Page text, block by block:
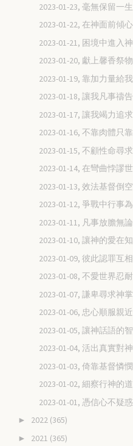
2023-01-23, 毫無保留一
2023-01-22, 在神面前傾
2023-01-21, 困境中進入
2023-01-20, 獻上馨香祭
2023-01-19, 靠加力量給
2023-01-18, 讓我凡事禱
2023-01-17, 讓我竭力追
2023-01-16, 不靠肉體只
2023-01-15, 不顧性命尋
2023-01-14, 在彎曲悖謬
2023-01-13, 效法基督倒
2023-01-12, 爭戰中行事
2023-01-11, 凡事放膽無
2023-01-10, 讓神的愛在
2023-01-09, 彼此認罪互
2023-01-08, 不愛世界忍
2023-01-07, 謙卑尋求神
2023-01-06, 忠心順服親
2023-01-05, 讓神話語的
2023-01-04, 活出真實對
2023-01-03, 倚靠基督憐
2023-01-02, 細察行神的
2023-01-01, 憑信心不疑
► 2022 (365)
► 2021 (365)